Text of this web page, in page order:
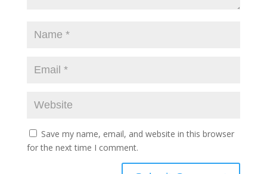
Save my name, email, and website in this browser
for the next time I comment.